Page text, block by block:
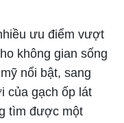
ưu điểm vượt
không gian sống
nổi bật, sang
của gạch ốp lát
tìm được một